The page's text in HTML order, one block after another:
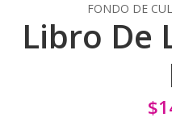
FONDO DE
Libro De